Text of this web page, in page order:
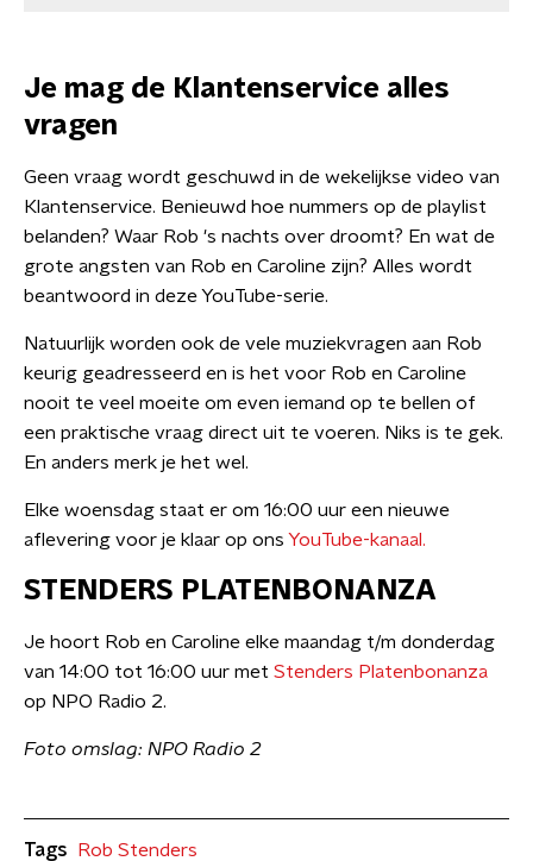
Je mag de Klantenservice alles
vragen
Geen vraag wordt geschuwd in de wekelijkse video van
Klantenservice. Benieuwd hoe nummers op de playlist
belanden? Waar Rob 's nachts over droomt? En wat de
grote angsten van Rob en Caroline zijn? Alles wordt
beantwoord in deze YouTube-serie.
Natuurlijk worden ook de vele muziekvragen aan Rob
keurig geadresseerd en is het voor Rob en Caroline
nooit te veel moeite om even iemand op te bellen of
een praktische vraag direct uit te voeren. Niks is te gek.
En anders merk je het wel.
Elke woensdag staat er om 16:00 uur een nieuwe
aflevering voor je klaar op ons YouTube-kanaal .
STENDERS PLATENBONANZA
Je hoort Rob en Caroline elke maandag t/m donderdag
van 14:00 tot 16:00 uur met Stenders Platenbonanza
op NPO Radio 2.
Foto omslag: NPO Radio 2
Tags
Rob Stenders